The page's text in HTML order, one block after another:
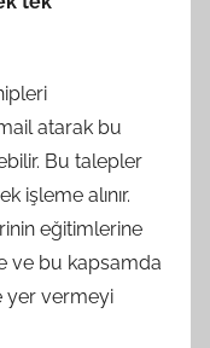
atarak bu
Bu talepler
işleme alınır.
eğitimlerine
ve bu kapsamda
yer vermeyi